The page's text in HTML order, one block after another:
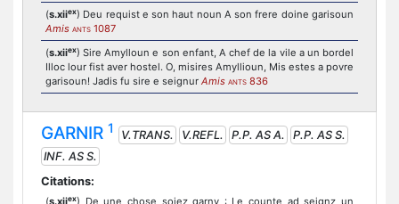
(s.xiiex) Deu requist e son haut noun A son frere doine garisoun
Amis ANTS 1087
(s.xiiex) Sire Amylloun e son enfant, A chef de la vile a un bordel
Illoc lour fist aver hostel. O, misires Amyllioun, Mis estes a povre
garisoun! Jadis fu sire e seignur Amis ANTS 836
GARNIR 1 V.TRANS. V.REFL. P.P. AS A.
P.P. AS S.
INF. AS S.
Citations:
(s.xiiex) De une chose soiez garny : Le counte ad seignz un